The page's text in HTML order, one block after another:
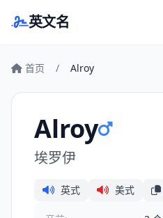
英文名
首页 / Alroy
Alroy
埃罗伊
英式 美式